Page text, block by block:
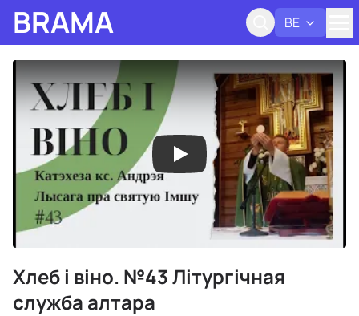
BRAMA BE
Хлеб і віно. №43 Літургічная
служба алтара